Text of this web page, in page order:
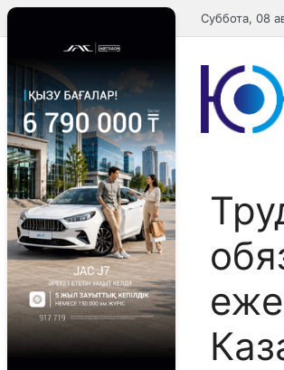
Перейти
к
содержимому
Суббота, 08